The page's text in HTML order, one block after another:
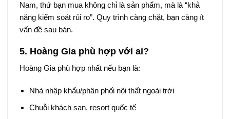
Nam, thứ bạn mua không chỉ là sản phẩm, mà là “khả
năng kiểm soát rủi ro”. Quy trình càng chặt, bạn càng ít
vấn đề sau bán.
5. Hoàng Gia phù hợp với ai?
Hoàng Gia phù hợp nhất nếu bạn là:
Nhà nhập khẩu/phân phối nội thất ngoài trời
Chuỗi khách sạn, resort quốc tế